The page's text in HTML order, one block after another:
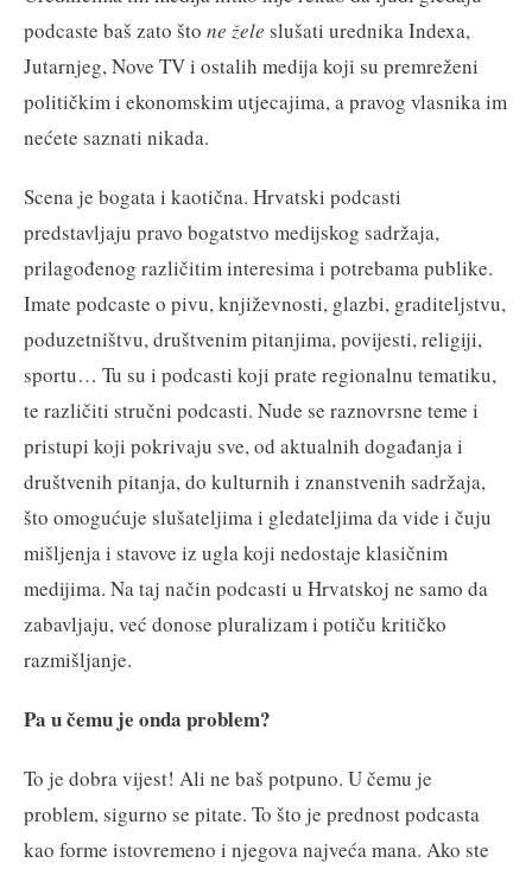
podcaste baš zato što ne žele slušati urednika Indexa,
Jutarnjeg, Nove TV i ostalih medija koji su premreženi
političkim i ekonomskim utjecajima, a pravog vlasnika im
nećete saznati nikada.
Scena je bogata i kaotična. Hrvatski podcasti
predstavljaju pravo bogatstvo medijskog sadržaja,
prilagođenog različitim interesima i potrebama publike.
Imate podcaste o pivu, književnosti, glazbi, graditeljstvu,
poduzetništvu, društvenim pitanjima, povijesti, religiji,
sportu… Tu su i podcasti koji prate regionalnu tematiku,
te različiti stručni podcasti. Nude se raznovrsne teme i
pristupi koji pokrivaju sve, od aktualnih događanja i
društvenih pitanja, do kulturnih i znanstvenih sadržaja,
što omogućuje slušateljima i gledateljima da vide i čuju
mišljenja i stavove iz ugla koji nedostaje klasičnim
medijima. Na taj način podcasti u Hrvatskoj ne samo da
zabavljaju, već donose pluralizam i potiču kritičko
razmišljanje.
Pa u čemu je onda problem?
To je dobra vijest! Ali ne baš potpuno. U čemu je
problem, sigurno se pitate. To što je prednost podcasta
kao forme istovremeno i njegova najveća mana. Ako ste